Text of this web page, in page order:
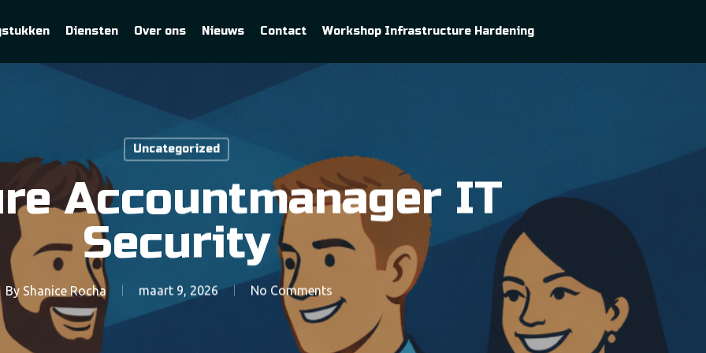
Diensten Over ons Nieuws Contact Workshop Infrastructure Hardening
Uncategorized
Accountmanager IT
Security
By Shanice Rocha maart 9, 2026 No Comments